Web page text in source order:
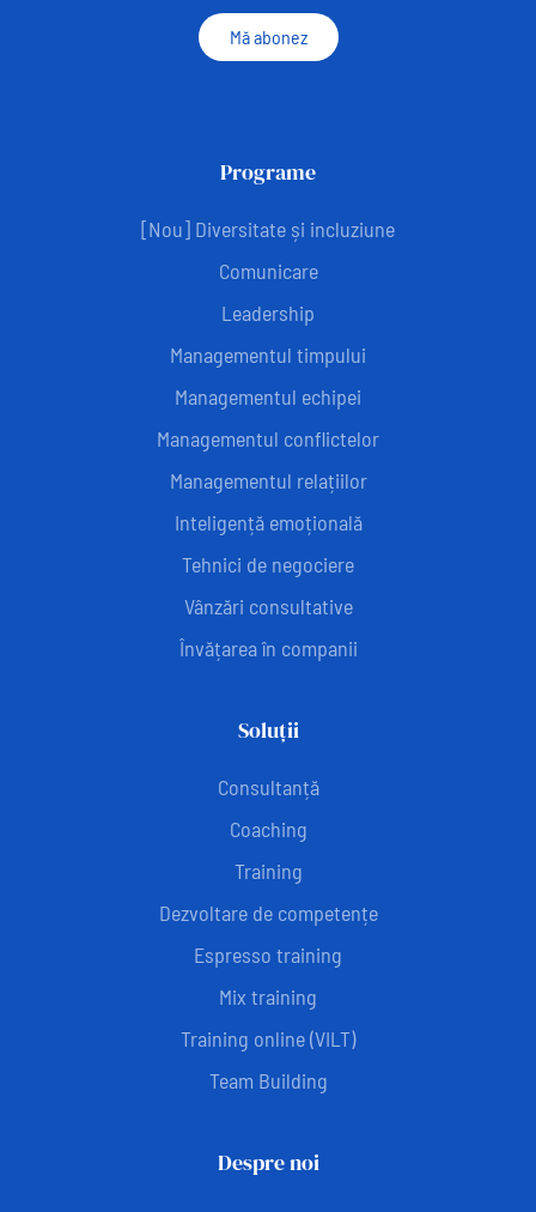
Mă abonez
Programe
[Nou] Diversitate și incluziune
Comunicare
Leadership
Managementul timpului
Managementul echipei
Managementul conflictelor
Managementul relațiilor
Inteligență emoțională
Tehnici de negociere
Vânzări consultative
Învățarea în companii
Soluții
Consultanță
Coaching
Training
Dezvoltare de competențe
Espresso training
Mix training
Training online (VILT)
Team Building
Despre noi